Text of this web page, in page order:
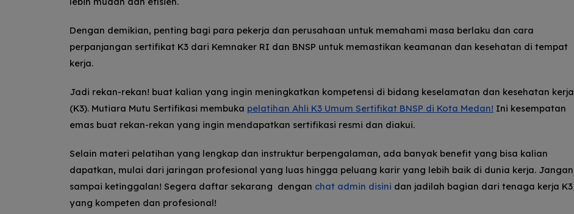
Dengan demikian, penting bagi para pekerja dan perusahaan untuk memahami masa berlaku dan cara
perpanjangan sertifikat K3 dari Kemnaker RI dan BNSP untuk memastikan keamanan dan kesehatan di tempat
kerja.
Jadi rekan-rekan! buat kalian yang ingin meningkatkan kompetensi di bidang keselamatan dan kesehatan kerja
(K3). Mutiara Mutu Sertifikasi membuka pelatihan Ahli K3 Umum Sertifikat BNSP di Kota Medan! Ini kesempatan
emas buat rekan-rekan yang ingin mendapatkan sertifikasi resmi dan diakui.
Selain materi pelatihan yang lengkap dan instruktur berpengalaman, ada banyak benefit yang bisa kalian
dapatkan, mulai dari jaringan profesional yang luas hingga peluang karir yang lebih baik di dunia kerja. Jangan
sampai ketinggalan! Segera daftar sekarang dengan chat admin disini dan jadilah bagian dari tenaga kerja K3
yang kompeten dan profesional!